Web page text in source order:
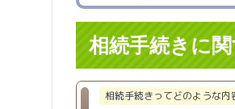
相続手続きに
相続手続きってどのような内